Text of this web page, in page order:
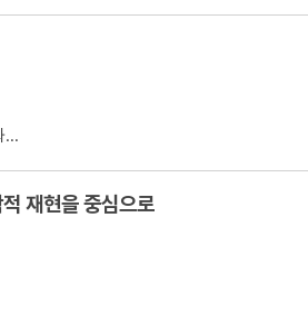
...
재현을 중심으로